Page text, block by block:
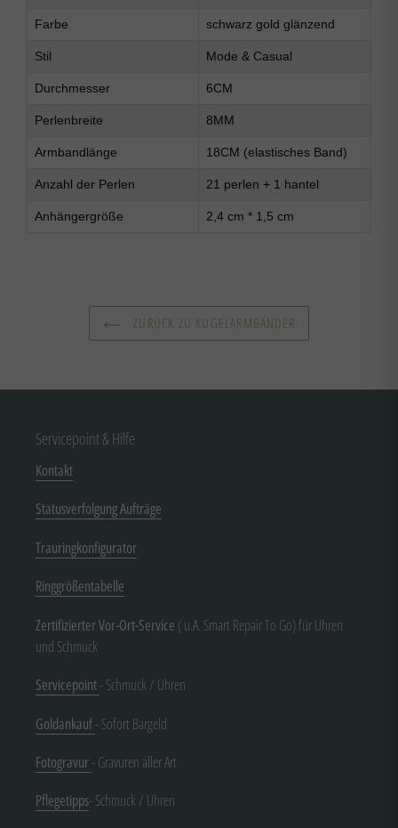
Farbe schwarz gold glänzend
Stil Mode & Casual
Durchmesser 6CM
Perlenbreite 8MM
Armbandlänge 18CM (elastisches Band)
Anzahl der Perlen 21 perlen + 1 hantel
Anhängergröße 2,4 cm * 1,5 cm
ZURÜCK ZU KUGELARMBÄNDER
Servicepoint & Hilfe
Kontakt
Statusverfolgung Aufträge
Trauringkonfigurator
Ringgrößentabelle
Zertifizierter Vor-Ort-Service ( u.A. Smart Repair To Go) für Uhren
und Schmuck
Servicepoint- Schmuck / Uhren
Goldankauf- Sofort Bargeld
Fotogravur- Gravuren aller Art
Pflegetipps- Schmuck / Uhren